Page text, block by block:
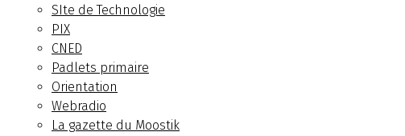
SIte de Technologie
PIX
CNED
Padlets primaire
Orientation
Webradio
La gazette du Moostik